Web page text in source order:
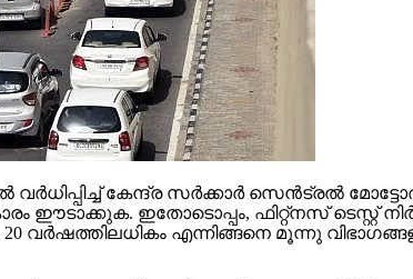
കേന്ദ്ര സര്‍ക്കാര്‍ സെന്‍ട്രല്‍
ഈടാക്കുക. ഇതോടൊപ്പം, ഫിറ്റ്‌നസ് ടെസ്റ്റ്
എന്നിങ്ങനെ മൂന്നു